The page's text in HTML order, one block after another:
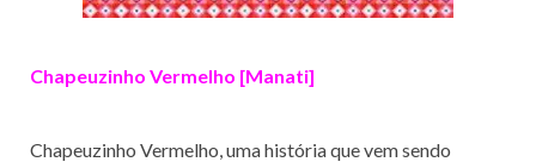
Chapeuzinho Vermelho [Manati]
Chapeuzinho Vermelho, uma história que vem sendo